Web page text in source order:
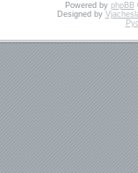
Powered by phpBB
Designed by